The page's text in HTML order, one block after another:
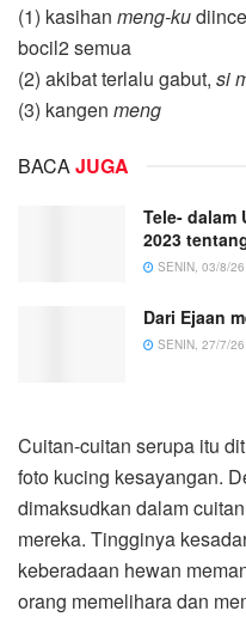
(1) kasihan meng-ku
bocil2 semua
(2) akibat terlalu gabut, si
(3) kangen meng
BACAJUGA
Tele- dalam
2023
SENIN, 03/8/
Dari Ejaan
SENIN, 27/7/
Cuitan-cuitan serupa itu
foto kucing kesayangan.
dimaksudkan dalam
mereka. Tingginya
keberadaan hewan
orang memelihara dan